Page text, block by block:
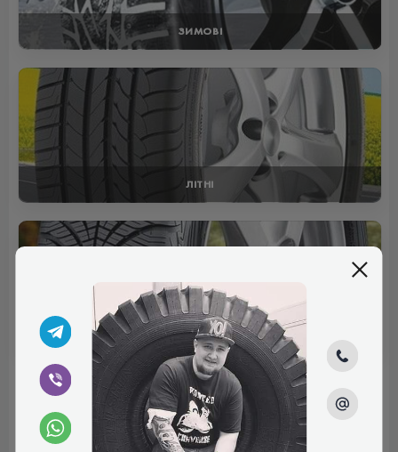
ЗИМОВІ
ЛІТНІ
ВСЕСЕЗОННІ
Відгуки (0)
Поки немає коментарів